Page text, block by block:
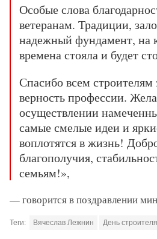
Особые слова
ветеранам. Традиции,
надежный фундамент, на
времена стояла и будет
Спасибо всем
верность профессии.
осуществлении
самые смелые идеи и
воплотятся в жизнь!
благополучия,
семьям!»,
— говорится в поздравлении
Теги: Вячеслав Лежнин День строителя